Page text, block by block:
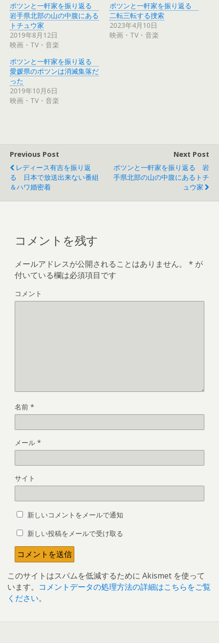
t
t
e
r
で
共
有
(
し
い
ウ
ィ
ド
ウ
で
開
共
有
す
る
は
ク
リ
ク
し
て
く
さ
い
(
新
で
開
き
ま
す
)
ポツンと一軒家を振り返る
岩手県北部の山の中腹にある
トチュウ家
2019年8月12日
映画・TV・音楽
ポツンと一軒家を振り返る
二転三転する捜索
2023年4月10日
映画・TV・音楽
ポツンと一軒家を振り返る
愛媛県のポツンは消滅集落だ
った
2019年10月6日
映画・TV・音楽
Previous Post
レディース有吉を振り返
る 日本で放送出来ない番組
＆ハワ婚密着
Next Post
ポツンと一軒家を振り返る 岩
手県北部の山の中腹にあるトチ
ュウ家
コメントを残す
メールアドレスが公開されることはありません。 * が
付いている欄は必須項目です
コメント
名前 *
メール *
サイト
新しいコメントをメールで通知
新しい投稿をメールで受け取る
このサイトはスパムを低減するために Akismet を使って
います。 コメントデータの処理方法の詳細はこちらをご覧
ください。